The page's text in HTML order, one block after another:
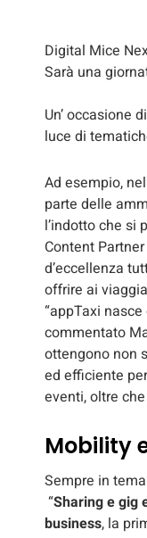
Digital Mice
Sarà una
Un’ occasione
luce di
Ad esempio,
parte delle
l’indotto che si
Content
d’eccellenza
offrire ai
“appTaxi
commentato
ottengono non
ed efficiente
eventi, oltre
Mobility
Sempre in
“Sharing e gig
business, la